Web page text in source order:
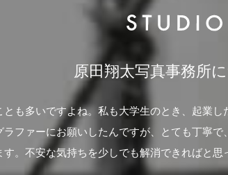
原田翔太写真事務所
も多いですよね。私も大学生のとき、起業
ファーにお願いしたんですが、とても丁寧
。不安な気持ちを少しでも解消できればと